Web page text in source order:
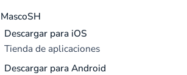
MascoSH
Descargar para iOS
Tienda de aplicaciones
Descargar para Android